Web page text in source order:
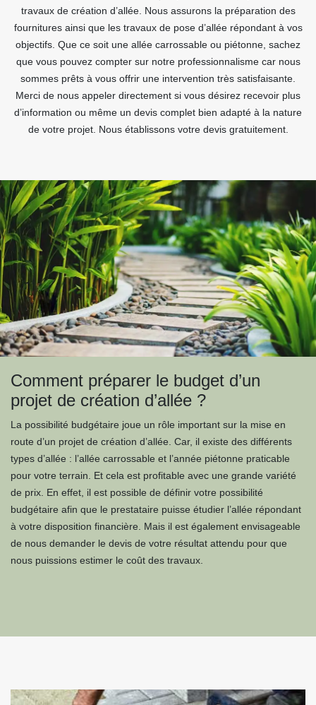
travaux de création d’allée. Nous assurons la préparation des
fournitures ainsi que les travaux de pose d’allée répondant à vos
objectifs. Que ce soit une allée carrossable ou piétonne, sachez
que vous pouvez compter sur notre professionnalisme car nous
sommes prêts à vous offrir une intervention très satisfaisante.
Merci de nous appeler directement si vous désirez recevoir plus
d’information ou même un devis complet bien adapté à la nature
de votre projet. Nous établissons votre devis gratuitement.
Comment préparer le budget d’un
projet de création d’allée ?
La possibilité budgétaire joue un rôle important sur la mise en
route d’un projet de création d’allée. Car, il existe des différents
types d’allée : l’allée carrossable et l’année piétonne praticable
pour votre terrain. Et cela est profitable avec une grande variété
de prix. En effet, il est possible de définir votre possibilité
budgétaire afin que le prestataire puisse étudier l’allée répondant
à votre disposition financière. Mais il est également envisageable
de nous demander le devis de votre résultat attendu pour que
nous puissions estimer le coût des travaux.